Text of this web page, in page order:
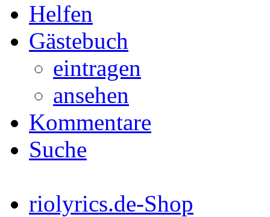
Helfen
Gästebuch
eintragen
ansehen
Kommentare
Suche
riolyrics.de-Shop